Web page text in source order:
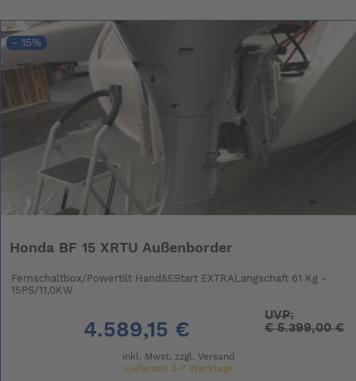
- 15%
Honda BF 15 XRTU Außenborder
Fernschaltbox/Powertilt Hand&EStart EXTRALangschaft 61 Kg -
15PS/11,0KW
4.589,15 €
UVP:
€5.399,00 €
inkl. Mwst. zzgl. Versand
Lieferzeit 3-7 Werktage